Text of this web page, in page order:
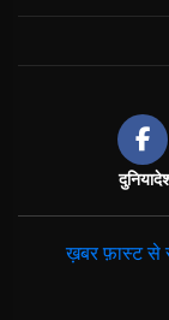
दुनिया
ख़बर फ़ास्ट से